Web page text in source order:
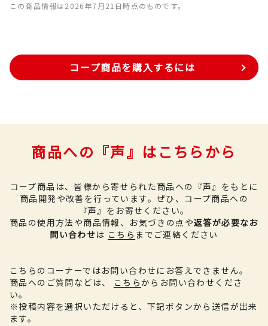
この商品情報は2026年7月21日時点のものです。
コープ商品を購入するには
商品への『声』はこちらから
コープ商品は、皆様から寄せられた商品への『声』をもとに
商品開発や改善を行っています。 ぜひ、コープ商品への
『声』をお寄せください。
商品の使用方法や商品情報、お気づきの点や返答が必要なお
問い合わせは こちら までご連絡ください
こちらのコーナーではお問い合わせにお答えできません。
商品へのご質問などは、
こちらからお問い合わせくださ
い。
※投稿内容を選択いただけると、下記ボタンから送信が出来
ます。